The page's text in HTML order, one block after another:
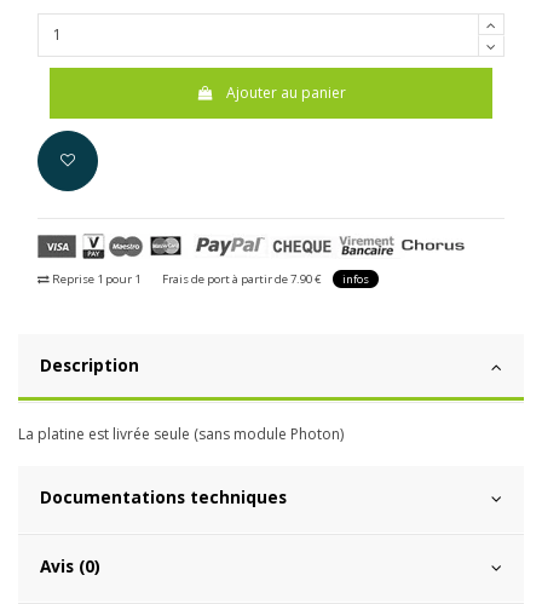
Ajouter au panier
Reprise 1 pour 1 Frais de port à partir de 7.90 € infos
Description
La platine est livrée seule (sans module Photon)
Documentations techniques
Avis (0)